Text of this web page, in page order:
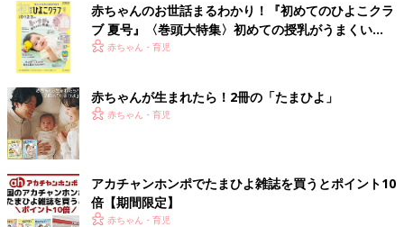
赤ちゃんのお世話まるわかり！『初めてのひよこクラ
ブ 夏号』〈巻頭大特集〉初めての授乳がうまくい
く！ おっぱい・ミルクの基本と夏のトラブル 解決テ
赤ちゃん・育児
赤ちゃんが生まれたら！2冊の「たまひよ」
赤ちゃん・育児
アカチャンホンポでたまひよ雑誌を買うとポイント10
倍【期間限定】
赤ちゃん・育児